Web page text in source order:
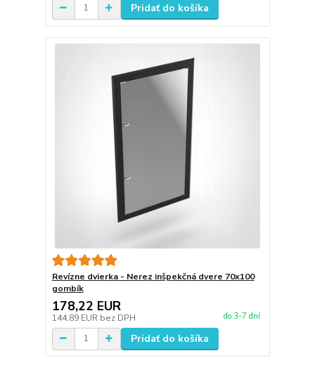
Pridať do košíka
Revízne dvierka - Nerez inšpekčná dvere 70x100
gombík
178,22 EUR
144,89 EUR bez DPH do 3-7 dní
Pridať do košíka